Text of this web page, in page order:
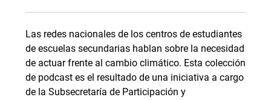
Las redes nacionales de los centros de estudiantes
de escuelas secundarias hablan sobre la necesidad
de actuar frente al cambio climático. Esta colección
de podcast es el resultado de una iniciativa a cargo
de la Subsecretaría de Participación y